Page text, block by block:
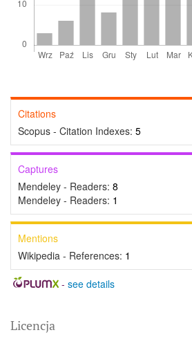
Citations
Scopus - Citation Indexes: 5
Captures
Mendeley - Readers: 8
Mendeley - Readers: 1
Mentions
Wikipedia - References: 1
- see details
Licencja